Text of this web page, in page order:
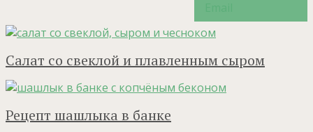
Салат со свеклой и плавленным сыром
Рецепт шашлыка в банке